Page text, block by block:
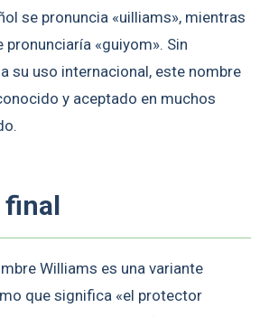
se pronuncia «uilliams», mientras
pronunciaría «guiyom». Sin
su uso internacional, este nombre
y aceptado en muchos
final
Williams es una variante
que significa «el protector